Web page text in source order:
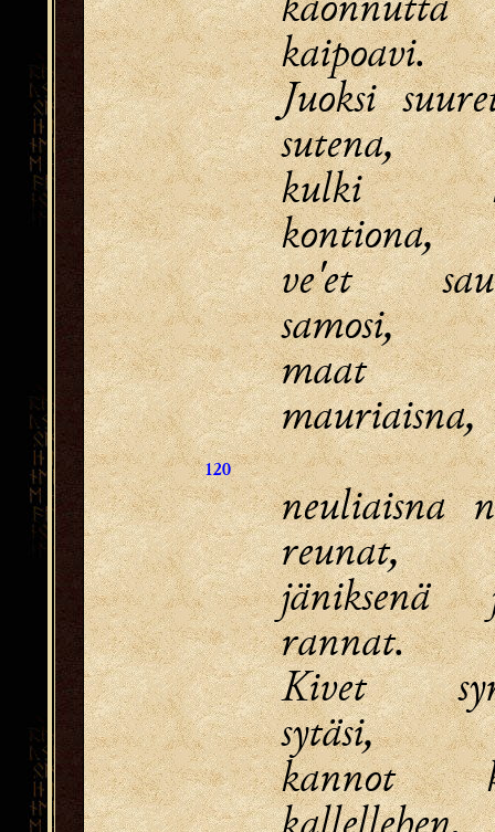
120
kaipoavi.
Juoksi
sutena,
kulki
kontiona,
ve'et
samosi,
maat
mauriaisna,
neuliaisna
reunat,
jäniksenä
rannat.
Kivet
sytäsi,
kannot